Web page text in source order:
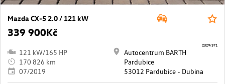
Mazda CX-5 2.0 / 121 kW
339 900Kč
121 kW/165 HP
170 826 km
07/2019
Autocentrum BARTH
Pardubice
53012 Pardubice - Dubina
2329/371